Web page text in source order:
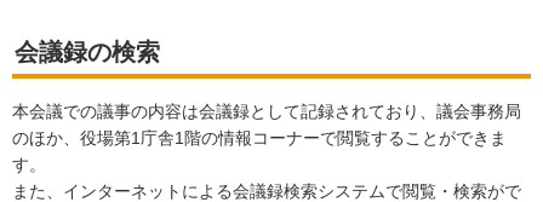
会議録の検索
本会議での議事の内容は会議録として記録されており、議会事務局
のほか、役場第1庁舎1階の情報コーナーで閲覧することができま
す。
また、インターネットによる会議録検索システムで閲覧・検索がで